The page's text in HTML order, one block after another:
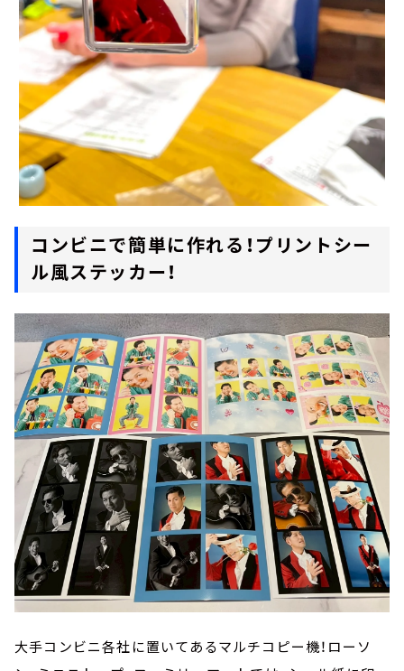
コンビニで簡単に作れる！プリントシー
ル風ステッカー！
大手コンビニ各社に置いてあるマルチコピー機！ローソ